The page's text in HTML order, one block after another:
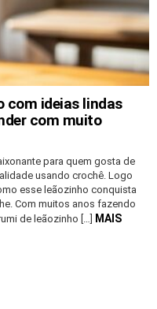
com ideias lindas
com muito
para quem gosta de
usando crochê. Logo
esse leãozinho conquista
Com muitos anos fazendo
de leãozinho […]
MAIS